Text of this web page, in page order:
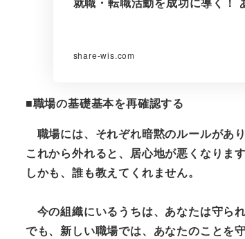
share-wis.com
■職場の基礎基本を再確認する
職場には、それぞれ暗黙のルールがあり
これから外れると、居心地が悪くなりま
しかも、誰も教えてくれません。
今の組織にいるうちは、あなたは守られ
でも、新しい職場では、あなたのことを